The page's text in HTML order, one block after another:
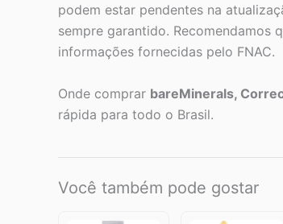
podem estar pendentes na
sempre garantido. Recomendamos
informações fornecidas pelo FNAC.
Onde comprar bareMinerals,
rápida para todo o Brasil.
Você também pode gostar